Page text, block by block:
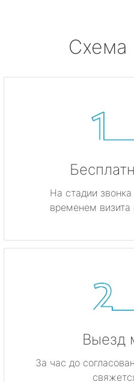
Схема
На стадии
временем
Выезд
За час до